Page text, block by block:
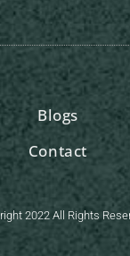
Blogs
Contact
2022 All Rights